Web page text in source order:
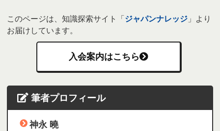
このページは、知識探索サイト「 ジャパンナレッジ 」より
お届けしています。
入会案内はこちら
筆者プロフィール
神永 曉